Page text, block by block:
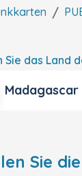
Sie das Land
Madagascar
Sie